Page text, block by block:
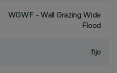
WGWF - Wall Grazing Wide
Flood
fijo